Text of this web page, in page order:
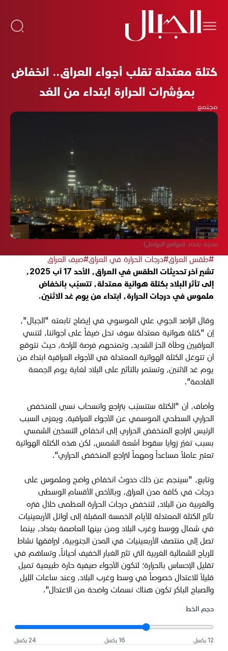
كتلة معتدلة تقلب أجواء العراق.. انخفاض
بمؤشرات الحرارة ابتداء من الغد
مجتمع
مدينة بغداد (مواقع التواصل)
#طقس العراق#درجات الحرارة في العراق#صيف العراق
تشير آخر تحديثات الطقس في العراق، الأحد 17 آب 2025،
إلى تأثر البلاد بكتلة هوائية معتدلة، تتسبّب بانخفاض
ملموس في درجات الحرارة، ابتداء من يوم غد الاثنين.
وقال الراصد الجوي علي الموسوي في إيضاح تابعته "الجبال"،
إن "كتلة هوائية معتدلة سوف تحل ضيفاً على أجوائنا، لتنسي
العراقيين وطأة الحرّ الشديد، وتمنحهم فرصة للراحة، حيث نتوقع
أن تتوغل الكتلة الهوائية المعتدلة في الأجواء العراقية ابتداءً من
يوم غد الاثنين، وتستمر بالتأثير على البلاد لغاية يوم الجمعة
القادمة".
وأضاف، أن "الكتلة ستتسبّب بتراجع وانسحاب نسبي للمنخفض
الحراري السطحي الموسمي عن الأجواء العراقية، ويعزى السبب
الرئيس لتراجع المنخفض الحراري إلى انخفاض التسخين الشمسي
بسبب تغيّر زوايا سقوط أشعة الشمس، لكن هذه الكتلة الهوائية
تعتبر عاملاً مساعداً ومهماً لتراجع المنخفض الحراري".
وتابع، "سينجم عن ذلك حدوث انخفاض واضح وملموس على
درجات في كافة مدن العراق، وبالأخص الأقسام الوسطى
والغربية من البلاد، لتنخفض درجات الحرارة العظمى خلال فتره
تأثير الكتلة المعتدلة للأيام الخمسة المقبلة إلى أوائل الأربعينيات
في شمال ووسط وغرب البلاد ومن بينها العاصمة بغداد، بينما
تصل إلى منتصف الأربعينيات في المدن الجنوبية، ليرافقها نشاط
للرياح الشمالية الغربية التي تثير الغبار الخفيف أحياناً، وتساهم في
تقليل الإحساس بالحرارة؛ لتكون الأجواء صيفية حارة طبيعية تميل
قليلاً للاعتدال خصوصاً في وسط وغرب البلاد، وعند ساعات الليل
والصباح الباكر تكون هناك نسمات واضحة من الاعتدال".
حجم الخط
12 بكسل 16 بكسل 24 بكسل